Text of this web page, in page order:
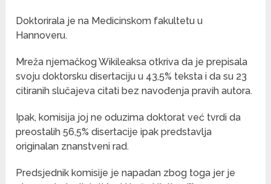
Doktorirala je na Medicinskom fakultetu u
Hannoveru.
Mreža njemačkog Wikileaksa otkriva da je prepisala
svoju doktorsku disertaciju u 43,5% teksta i da su 23
citiranih slučajeva citati bez navođenja pravih autora.
Ipak, komisija joj ne oduzima doktorat već tvrdi da
preostalih 56,5% disertacije ipak predstavlja
originalan znanstveni rad.
Predsjednik komisije je napadan zbog toga jer je